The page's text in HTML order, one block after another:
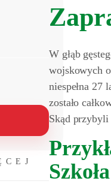
W głąb
wojskowych
niespełna 27
zostało
Skąd przybyli
Szkoła